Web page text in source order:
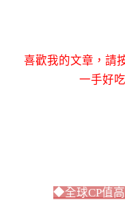
喜歡我的文章，請
一手好
◆全球CP值